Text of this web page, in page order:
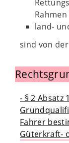
land-
sind von
- § 2 Absatz
Fahrer
Güterkraft-